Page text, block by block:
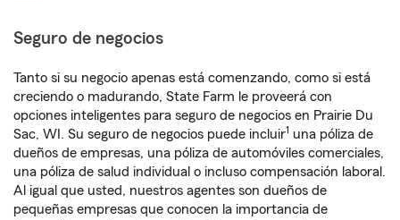
Seguro de negocios
Tanto si su negocio apenas está comenzando, como si está
creciendo o madurando, State Farm le proveerá con
opciones inteligentes para seguro de negocios en Prairie Du
Sac, WI. Su seguro de negocios puede incluir1 una póliza de
dueños de empresas, una póliza de automóviles comerciales,
una póliza de salud individual o incluso compensación laboral.
Al igual que usted, nuestros agentes son dueños de
pequeñas empresas que conocen la importancia de